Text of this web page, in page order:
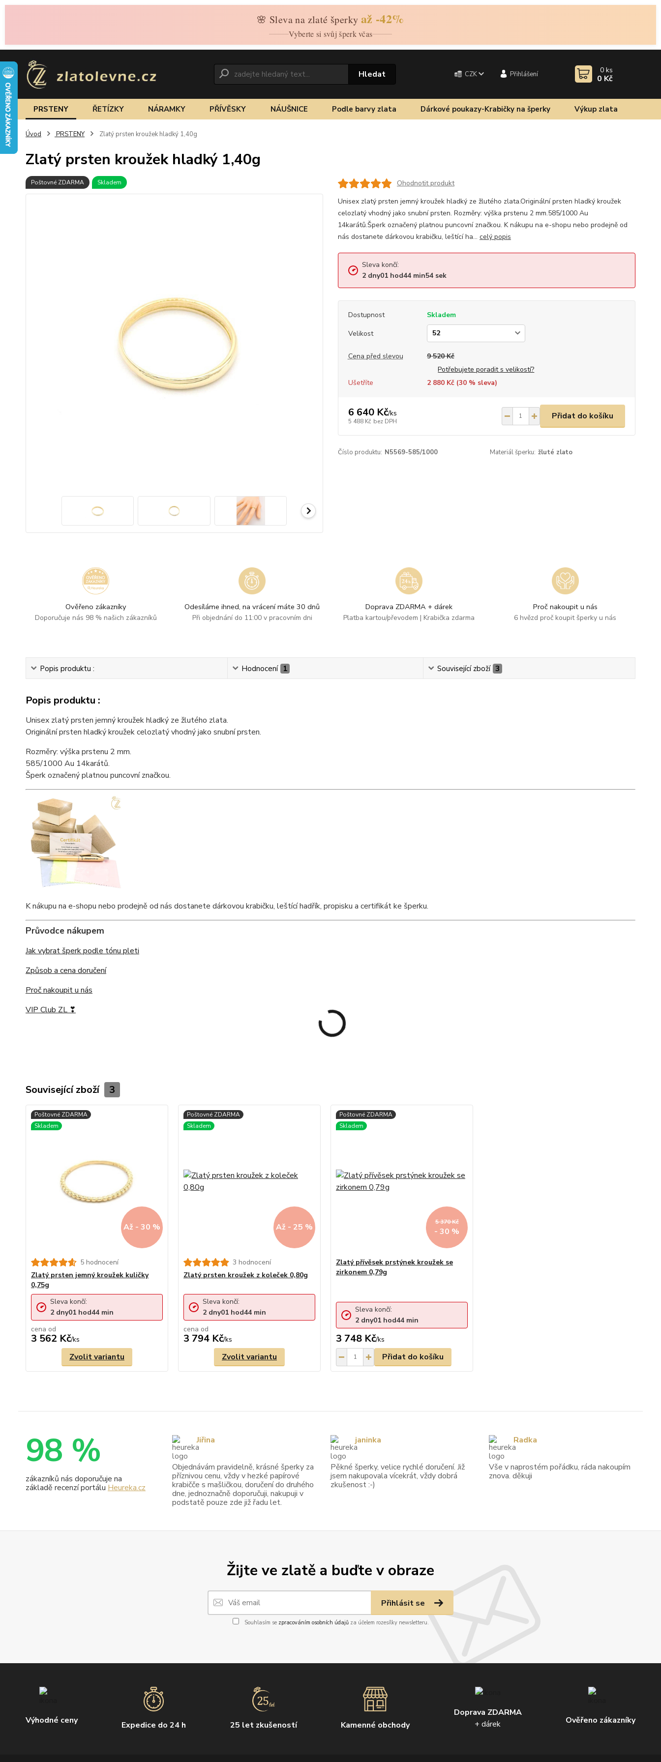
🌸 Sleva na zlaté šperky až -42%
Vyberte si svůj šperk včas
CZK Přihlášení
Hledat 0 ks
0 Kč
PRSTENY ŘETÍZKY NÁRAMKY PŘÍVĚSKY NÁUŠNICE Podle barvy zlata Dárkové poukazy-Krabičky na šperky Výkup zlata
Úvod PRSTENY Zlatý prsten kroužek hladký 1,40g
Zlatý prsten kroužek hladký 1,40g
Poštovné ZDARMA Skladem
Ohodnotit produkt
Unisex zlatý prsten jemný kroužek hladký ze žlutého zlata.Originální prsten hladký kroužek
celozlatý vhodný jako snubní prsten. Rozměry: výška prstenu 2 mm.585/1000 Au
14karátů.Šperk označený platnou puncovní značkou. K nákupu na e-shopu nebo prodejně od
nás dostanete dárkovou krabičku, leštící ha... celý popis
Sleva končí:
2 dny01hod44min54sek
Dostupnost
Skladem
Velikost
Cena před slevou
9 520 Kč
Potřebujete poradit s velikostí?
Ušetříte
2 880 Kč (30% sleva)
6 640 Kč/ks
5 488 Kč bez DPH
Přidat do košíku
Číslo produktu: N5569-585/1000 Materiál šperku: žluté zlato
Ověřeno zákazníky
Doporučuje nás 98 % našich zákazníků
Odesíláme ihned, na vrácení máte 30 dnů
Při objednání do 11:00 v pracovním dni
Doprava ZDARMA + dárek
Platba kartou/převodem | Krabička zdarma
Proč nakoupit u nás
6 hvězd proč koupit šperky u nás
Popis produktu : Hodnocení 1 Související zboží 3
Popis produktu :
Unisex zlatý prsten jemný kroužek hladký ze žlutého zlata.
Originální prsten hladký kroužek celozlatý vhodný jako snubní prsten.
Rozměry: výška prstenu 2 mm.
585/1000 Au 14karátů.
Šperk označený platnou puncovní značkou.
K nákupu na e-shopu nebo prodejně od nás dostanete dárkovou krabičku, leštící hadřík, propisku a certifikát ke šperku.
Průvodce nákupem
Jak vybrat šperk podle tónu pleti
Způsob a cena doručení
Proč nakoupit u nás
VIP Club ZL ❣
Související zboží 3
Až - 30 %
5 hodnocení
Zlatý prsten jemný kroužek kuličky
0,75g
cena od
3 562 Kč/ks
Sleva končí:
2 dny01 hod44 min
Zvolit variantu
Až - 25 %
3 hodnocení
Zlatý prsten kroužek z koleček 0,80g
cena od
3 794 Kč/ks
Sleva končí:
2 dny01 hod44 min
Zvolit variantu
5 370 Kč
- 30 %
Zlatý přívěsek prstýnek kroužek se
zirkonem 0,79g
3 748 Kč/ks
Sleva končí:
2 dny01 hod44 min
Přidat do košíku
Žijte ve zlatě a buďte v obraze
Přihlásit se
Souhlasím se zpracováním osobních údajůza účelem rozesílky newsletteru.
Výhodné ceny Expedice do 24 h 25 let zkušeností Kamenné obchody
Doprava ZDARMA
+ dárek
Ověřeno zákazníky
98 %
zákazníků nás doporučuje na
základě recenzí portálu Heureka.cz
Objednávám pravidelně, krásné šperky za
příznivou cenu, vždy v hezké papírové
krabičče s mašličkou, doručení do druhého
dne, jednoznačně doporučuji, nakupuji v
podstatě pouze zde již řadu let.
Jiřina
Pěkné šperky, velice rychlé doručení. Již
jsem nakupovala vícekrát, vždy dobrá
zkušenost :-)
janinka
Vše v naprostém pořádku, ráda nakoupím
znova. děkuji
Radka